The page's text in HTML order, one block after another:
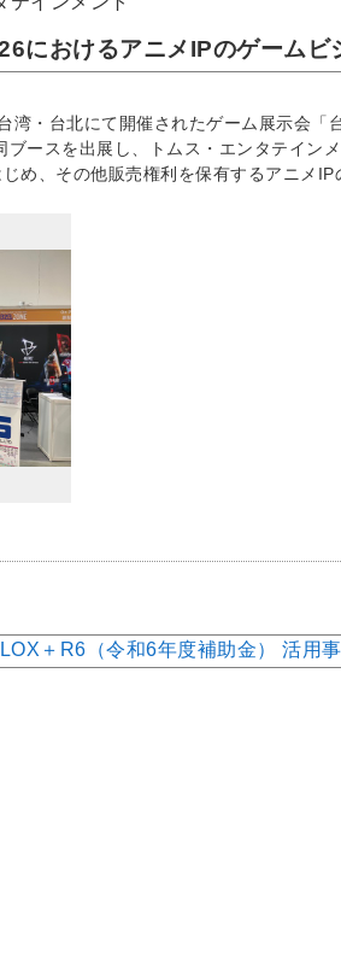
におけるアニメIPのゲームビ
湾・台北にて開催されたゲーム展示会「
ースを出展し、トムス・エンタテイン
め、その他販売権利を保有するアニメ
＋R6（令和6年度補助金） 活用